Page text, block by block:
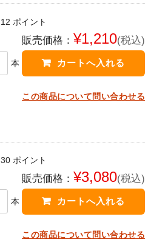
12 ポイント
販売価格： ¥1,210(税込)
本
この商品について問い合わせる
30 ポイント
販売価格： ¥3,080(税込)
本
この商品について問い合わせる